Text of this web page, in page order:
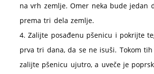
na vrh zemlje. Omer neka bude jedan
prema tri dela zemlje.
4. Zalijte posađenu pšenicu i pokrijte
prva tri dana, da se ne isuši. Tokom
zalijte pšenicu ujutro, a uveče je